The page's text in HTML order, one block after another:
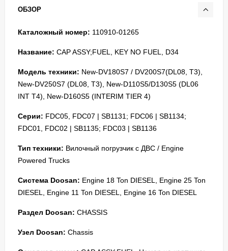
ОБЗОР
Каталожный номер: 110910-01265
Название: CAP ASSY;FUEL, KEY NO FUEL, D34
Модель техники: New-DV180S7 / DV200S7(DL08, T3),
New-DV250S7 (DL08, T3), New-D110S5/D130S5 (DL06
INT T4), New-D160S5 (INTERIM TIER 4)
Серии: FDC05, FDC07 | SB1131; FDC06 | SB1134;
FDC01, FDC02 | SB1135; FDC03 | SB1136
Тип техники: Вилочный погрузчик с ДВС / Engine
Powered Trucks
Система Doosan: Engine 18 Ton DIESEL, Engine 25 Ton
DIESEL, Engine 11 Ton DIESEL, Engine 16 Ton DIESEL
Раздел Doosan: CHASSIS
Узел Doosan: Chassis